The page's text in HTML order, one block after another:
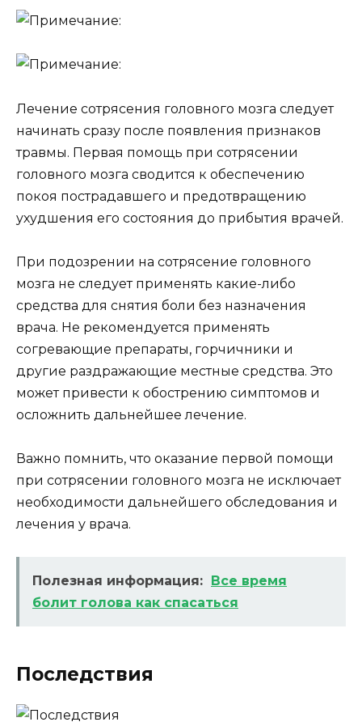
Лечение сотрясения головного мозга следует
начинать сразу после появления признаков
травмы. Первая помощь при сотрясении
головного мозга сводится к обеспечению
покоя пострадавшего и предотвращению
ухудшения его состояния до прибытия врачей.
При подозрении на сотрясение головного
мозга не следует применять какие-либо
средства для снятия боли без назначения
врача. Не рекомендуется применять
согревающие препараты, горчичники и
другие раздражающие местные средства. Это
может привести к обострению симптомов и
осложнить дальнейшее лечение.
Важно помнить, что оказание первой помощи
при сотрясении головного мозга не исключает
необходимости дальнейшего обследования и
лечения у врача.
Полезная информация:
Все время
болит голова как спасаться
Последствия